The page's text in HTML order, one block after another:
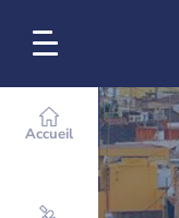
Accueil